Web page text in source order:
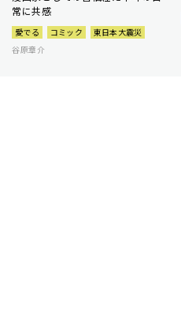
常に共感
愛でる コミック
東日本大震災
谷原章介